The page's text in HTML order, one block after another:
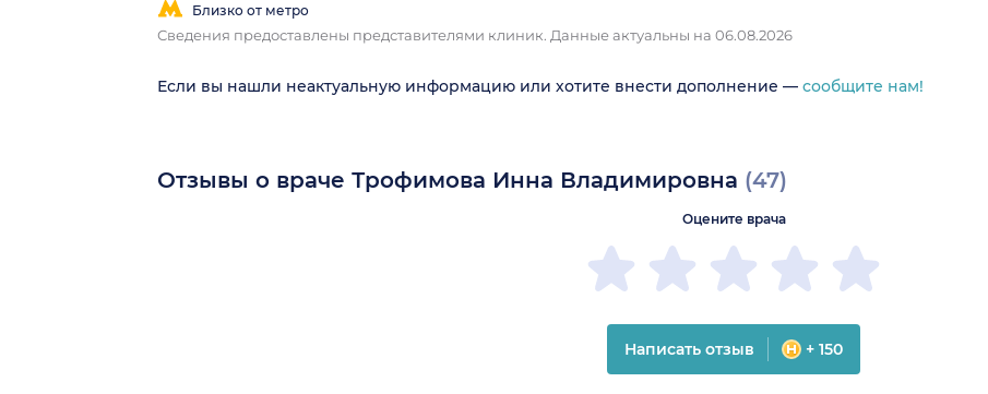
Близко от метро
Сведения предоставлены представителями клиник. Данные актуальны на 06.08.2026
Если вы нашли неактуальную информацию или хотите внести дополнение — сообщите нам!
Отзывы о враче Трофимова Инна Владимировна (47)
Оцените врача
Написать отзыв + 150